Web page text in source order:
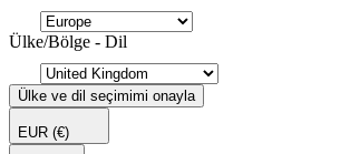
Ülke/Bölge - Dil
Ülke ve dil seçimimi onayla
EUR (€)